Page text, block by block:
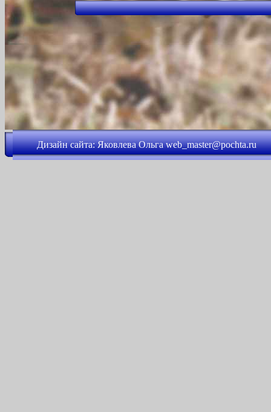
Дизайнсайта: Яковлева Ольга